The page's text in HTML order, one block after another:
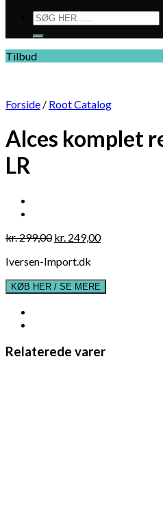
Søg
efter:
Tilbud
Forside / Root Catalog
Alces komplet
LR
kr.299,00 Original
was:
kr. 249,00Current
Iversen-Import.dk
KØB HER / SE MERE
Relaterede varer